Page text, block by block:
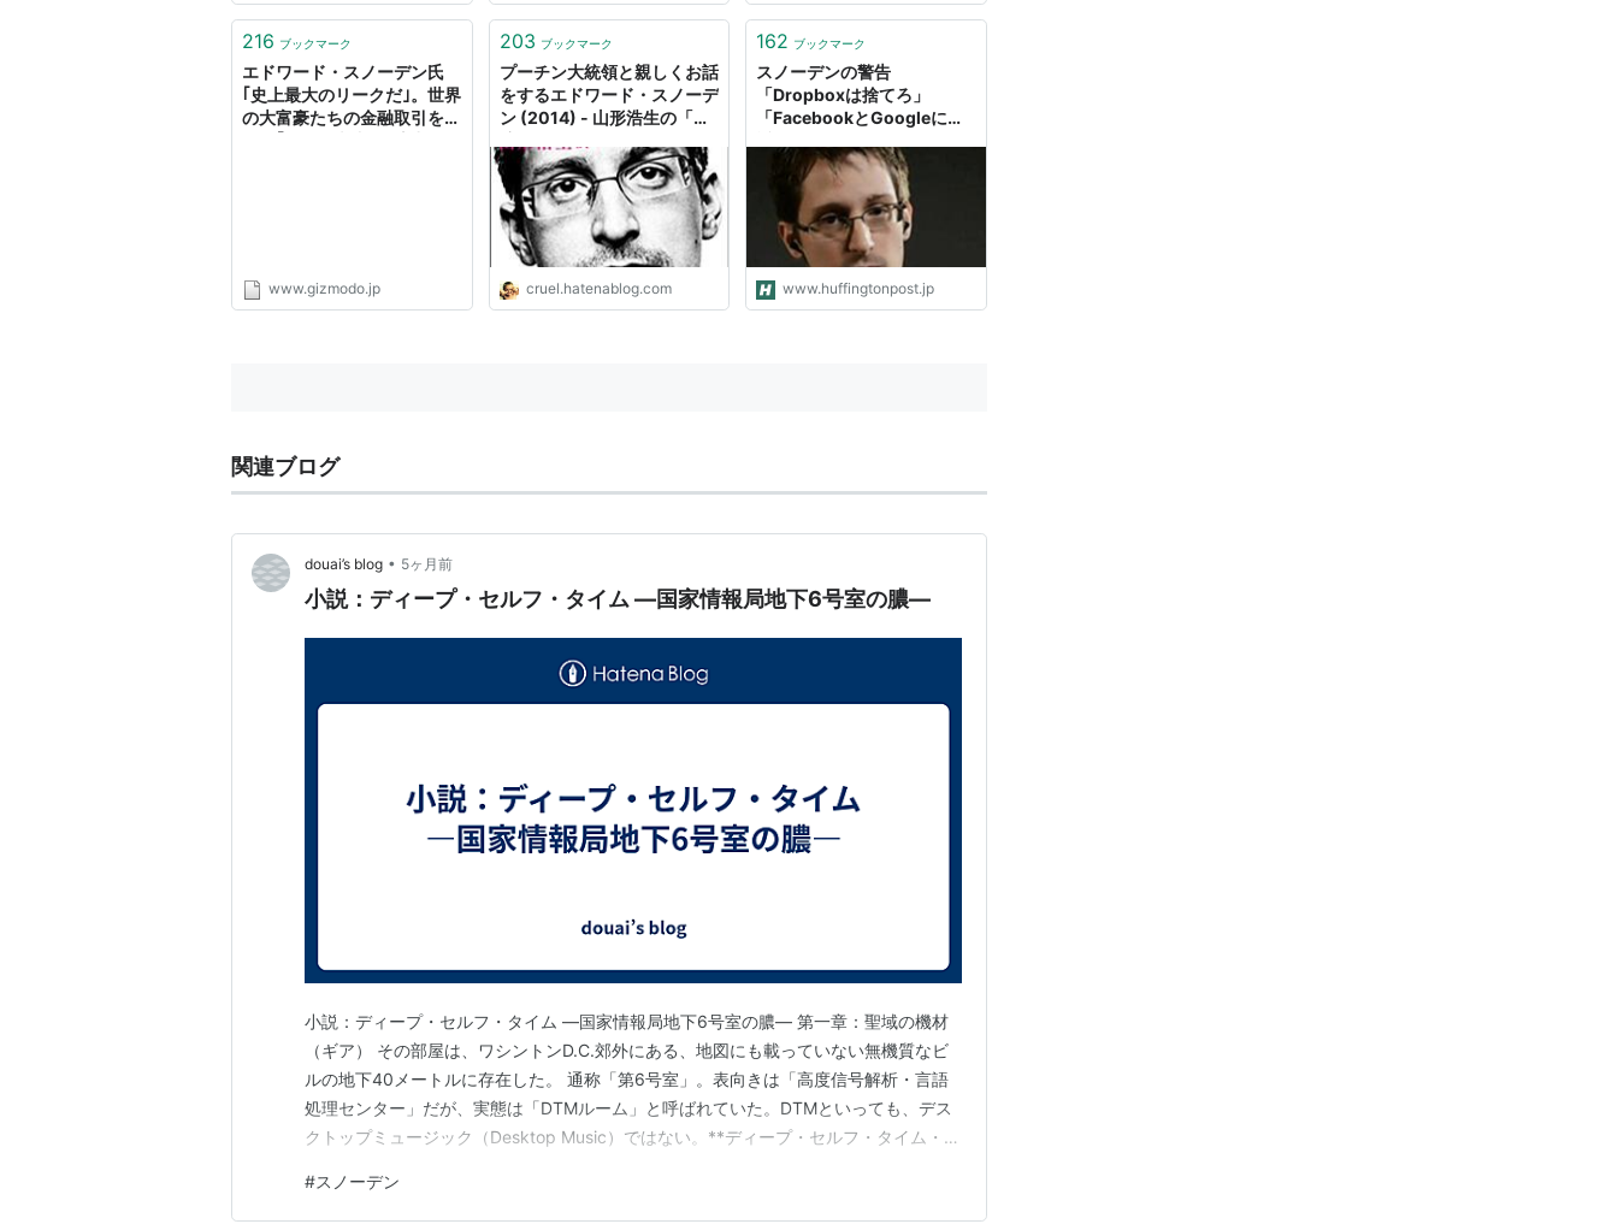
されないよう細心の注意を払って
も、プライ...
216 ブックマーク
エドワード・スノーデン氏
｢史上最大のリークだ｣。世界
の大富豪たちの金融取引を記
www.gizmodo.jp
203 ブックマーク
プーチン大統領と親しくお話
をするエドワード・スノーデ
ン (2014) - 山形浩生の「経
cruel.hatenablog.com
162 ブックマーク
スノーデンの警告
「Dropboxは捨てろ」
「FacebookとGoogleには
www.huffingtonpost.jp
関連ブログ
douai’s blog • 5ヶ月前
小説：ディープ・セルフ・タイム ―国家情報局地下6号室の膿―
小説：ディープ・セルフ・タイム ―国家情報局地下6号室の膿― 第一章：聖域の機材
（ギア） その部屋は、ワシントンD.C.郊外にある、地図にも載っていない無機質なビ
ルの地下40メートルに存在した。 通称「第6号室」。表向きは「高度信号解析・言語
処理センター」だが、実態は「DTMルーム」と呼ばれていた。DTMといっても、デス
クトップミュージック（Desktop Music）ではない。**ディープ・セルフ・タイム・マ
までもが、継ぎ目のない最新の8K有機ELスクリーンで埋め尽くされている。そこに
#スノーデン